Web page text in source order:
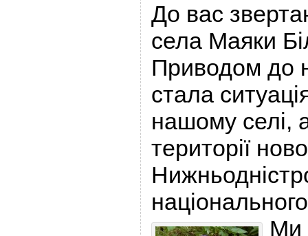
До вас
села Маяки
Приводом до
стала
нашому селі,
території
Ми